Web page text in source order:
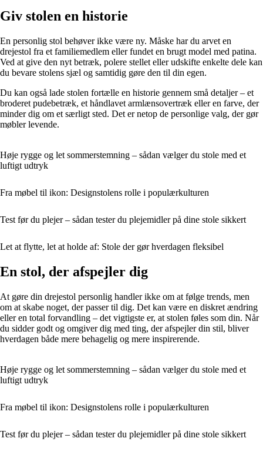
Giv stolen en historie
En personlig stol behøver ikke være ny. Måske har du arvet en
drejestol fra et familiemedlem eller fundet en brugt model med patina.
Ved at give den nyt betræk, polere stellet eller udskifte enkelte dele kan
du bevare stolens sjæl og samtidig gøre den til din egen.
Du kan også lade stolen fortælle en historie gennem små detaljer – et
broderet pudebetræk, et håndlavet armlænsovertræk eller en farve, der
minder dig om et særligt sted. Det er netop de personlige valg, der gør
møbler levende.
Høje rygge og let sommerstemning – sådan vælger du stole med et
luftigt udtryk
Fra møbel til ikon: Designstolens rolle i populærkulturen
Test før du plejer – sådan tester du plejemidler på dine stole sikkert
Let at flytte, let at holde af: Stole der gør hverdagen fleksibel
En stol, der afspejler dig
At gøre din drejestol personlig handler ikke om at følge trends, men
om at skabe noget, der passer til dig. Det kan være en diskret ændring
eller en total forvandling – det vigtigste er, at stolen føles som din. Når
du sidder godt og omgiver dig med ting, der afspejler din stil, bliver
hverdagen både mere behagelig og mere inspirerende.
Høje rygge og let sommerstemning – sådan vælger du stole med et
luftigt udtryk
Fra møbel til ikon: Designstolens rolle i populærkulturen
Test før du plejer – sådan tester du plejemidler på dine stole sikkert